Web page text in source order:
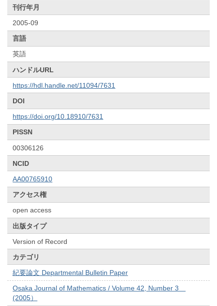
刊行年月
2005-09
言語
英語
ハンドルURL
https://hdl.handle.net/11094/7631
DOI
https://doi.org/10.18910/7631
PISSN
00306126
NCID
AA00765910
アクセス権
open access
出版タイプ
Version of Record
カテゴリ
紀要論文 Departmental Bulletin Paper
Osaka Journal of Mathematics / Volume 42, Number 3
(2005）